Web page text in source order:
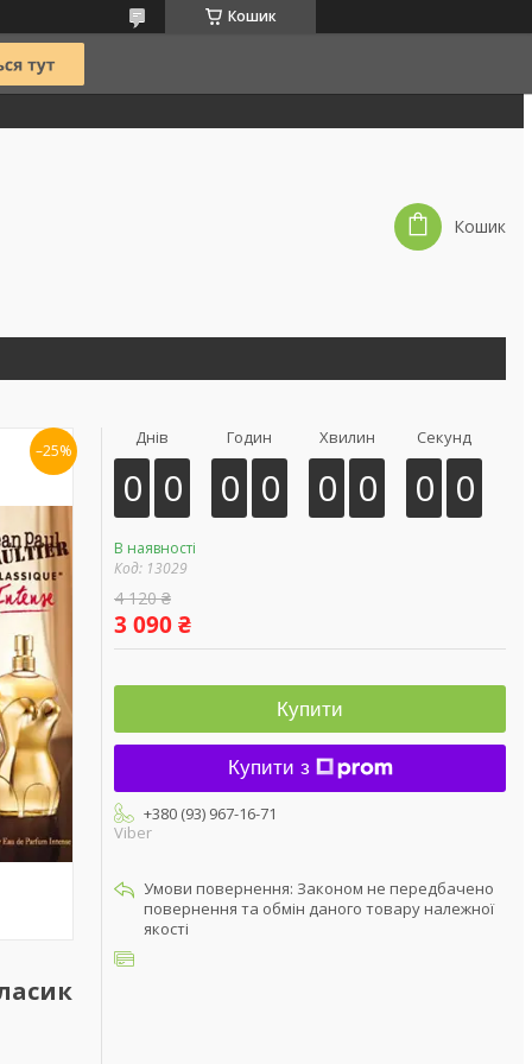
Кошик
Кошик
–25%
Днів
0 0
Годин
0 0
Хвилин
0 0
Секунд
0 0
В наявності
Код: 13029
4 120 ₴
3 090 ₴
Купити
Купити з
+380 (93) 967-16-71
Viber
Законом не передбачено
повернення та обмін даного товару належної
якості